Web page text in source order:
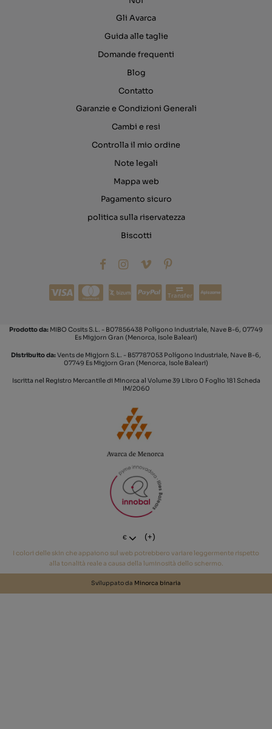
Gli Avarca
Guida alle taglie
Domande frequenti
Blog
Contatto
Garanzie e Condizioni Generali
Cambi e resi
Controlla il mio ordine
Note legali
Mappa web
Pagamento sicuro
politica sulla riservatezza
Biscotti
Transfer
Prodotto da: MIBO Cosits S.L. - B07856438 Polígono Industriale, Nave B-6, 07749
Es Migjorn Gran (Menorca, Isole Baleari)
Distribuito da:Vents de Migjorn S.L. - B57787053 Polígono Industriale, Nave B-6,
07749 Es Migjorn Gran (Menorca, Isole Baleari)
Iscritta nel Registro Mercantile di Minorca al Volume 39 Libro 0 Foglio 181 Scheda
IM/2060
€ (+)
I colori delle skin che appaiono sul web potrebbero variare leggermente rispetto
alla tonalità reale a causa della luminosità dello schermo.
Sviluppato da Minorca binaria